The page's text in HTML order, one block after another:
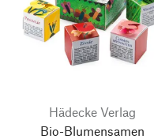
Hädecke Verlag
Bio-Blumensamen